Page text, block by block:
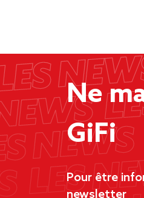
Ne
GiFi
Pour être
newsletter